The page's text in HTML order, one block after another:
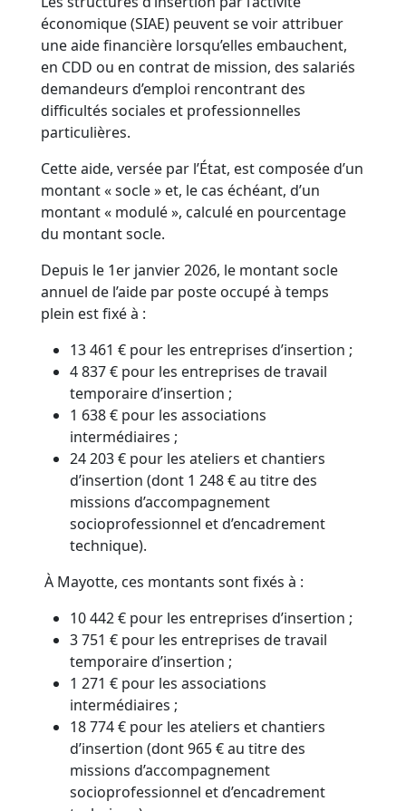
économique (SIAE) peuvent se voir attribuer
une aide financière lorsqu’elles embauchent,
en CDD ou en contrat de mission, des salariés
demandeurs d’emploi rencontrant des
difficultés sociales et professionnelles
particulières.
Cette aide, versée par l’État, est composée d’un
montant « socle » et, le cas échéant, d’un
montant « modulé », calculé en pourcentage
du montant socle.
Depuis le 1er janvier 2026, le montant socle
annuel de l’aide par poste occupé à temps
plein est fixé à :
13 461 € pour les entreprises d’insertion ;
4 837 € pour les entreprises de travail
temporaire d’insertion ;
1 638 € pour les associations
intermédiaires ;
24 203 € pour les ateliers et chantiers
d’insertion (dont 1 248 € au titre des
missions d’accompagnement
socioprofessionnel et d’encadrement
technique).
À Mayotte, ces montants sont fixés à :
10 442 € pour les entreprises d’insertion ;
3 751 € pour les entreprises de travail
temporaire d’insertion ;
1 271 € pour les associations
intermédiaires ;
18 774 € pour les ateliers et chantiers
d’insertion (dont 965 € au titre des
missions d’accompagnement
socioprofessionnel et d’encadrement